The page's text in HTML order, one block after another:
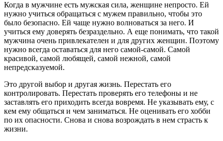
Когда в мужчине есть мужская сила, женщине непросто. Ей
нужно учиться обращаться с мужем правильно, чтобы это
было безопасно. Ей чаще нужно волноваться за него. И
учиться ему доверять безраздельно. А еще понимать, что такой
мужчина очень привлекателен и для других женщин. Поэтому
нужно всегда оставаться для него самой-самой. Самой
красивой, самой любящей, самой нежной, самой
непредсказуемой.
Это другой выбор и другая жизнь. Перестать его
контролировать. Перестать проверять его телефоны и не
заставлять его приходить всегда вовремя. Не указывать ему, с
кем ему общаться и чем заниматься. Не оценивать его хобби
по их опасности. Снова и снова возрождать в нем страсть к
жизни.